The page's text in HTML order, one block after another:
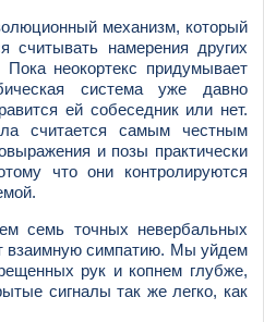
механизм, который
считывать намерения других
неокортекс придумывает
система уже давно
ей собеседник или нет.
считается самым честным
и позы практически
что они контролируются
семь точных невербальных
взаимную симпатию. Мы уйдем
рук и копнем глубже,
сигналы так же легко, как